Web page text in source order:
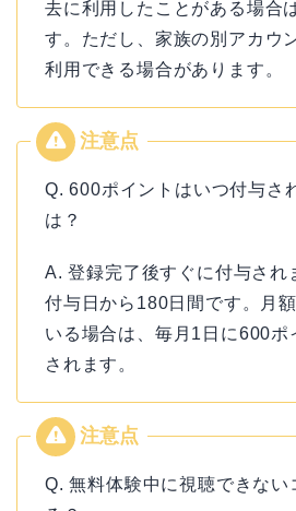
去に利用したことがある場合
す。ただし、家族の別アカウ
利用できる場合があります。
Q. 600ポイントはいつ付与さ
は？
A. 登録完了後すぐに付与され
付与日から180日間です。月
いる場合は、毎月1日に600ポ
されます。
Q. 無料体験中に視聴できない